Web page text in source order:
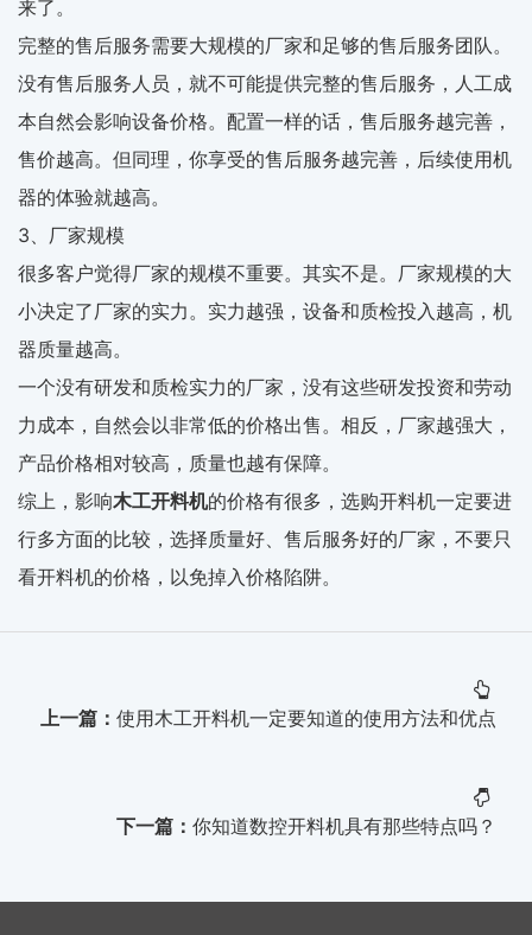
来了。
完整的售后服务需要大规模的厂家和足够的售后服务团队。
没有售后服务人员，就不可能提供完整的售后服务，人工成
本自然会影响设备价格。配置一样的话，售后服务越完善，
售价越高。但同理，你享受的售后服务越完善，后续使用机
器的体验就越高。
3、厂家规模
很多客户觉得厂家的规模不重要。其实不是。厂家规模的大
小决定了厂家的实力。实力越强，设备和质检投入越高，机
器质量越高。
一个没有研发和质检实力的厂家，没有这些研发投资和劳动
力成本，自然会以非常低的价格出售。相反，厂家越强大，
产品价格相对较高，质量也越有保障。
综上，影响木工开料机的价格有很多，选购开料机一定要进
行多方面的比较，选择质量好、售后服务好的厂家，不要只
看开料机的价格，以免掉入价格陷阱。
上一篇： 使用木工开料机一定要知道的使用方法和优点
下一篇： 你知道数控开料机具有那些特点吗？